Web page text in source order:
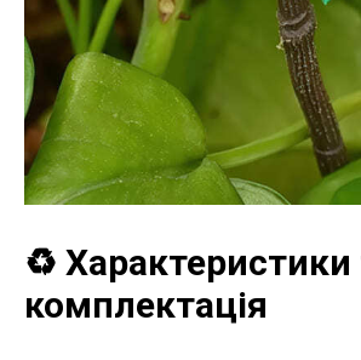
♻️ Характеристики
комплектація